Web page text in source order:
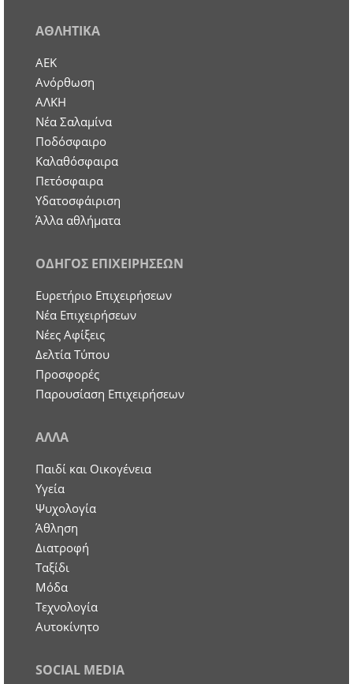
ΑΘΛΗΤΙΚΑ
ΑΕΚ
Ανόρθωση
ΑΛΚΗ
Νέα Σαλαμίνα
Ποδόσφαιρο
Καλαθόσφαιρα
Πετόσφαιρα
Υδατοσφάιριση
Άλλα αθλήματα
ΟΔΗΓΟΣ ΕΠΙΧΕΙΡΗΣΕΩΝ
Ευρετήριο Επιχειρήσεων
Nέα Επιχειρήσεων
Νέες Αφίξεις
Δελτία Τύπου
Προσφορές
Παρουσίαση Επιχειρήσεων
ΑΛΛΑ
Παιδί και Οικογένεια
Υγεία
Ψυχολογία
Άθληση
Διατροφή
Ταξίδι
Μόδα
Τεχνολογία
Αυτοκίνητο
SOCIAL MEDIA